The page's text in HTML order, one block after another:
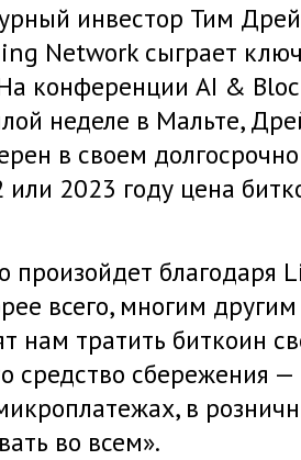
инвестор Тим
Network сыграет
конференции AI &
неделе в Мальте,
в своем
2023 году цена
произойдет
всего, многим
нам тратить биткоин
средство сбережения
в
во всем».